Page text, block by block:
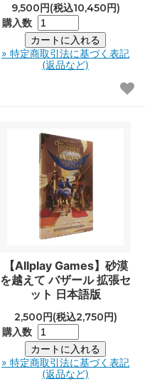
9,500円(税込10,450円)
購入数
» 特定商取引法に基づく表記
(返品など)
【Allplay Games】砂漠
を越えて バザール 拡張セ
ット 日本語版
2,500円(税込2,750円)
購入数
» 特定商取引法に基づく表記
(返品など)